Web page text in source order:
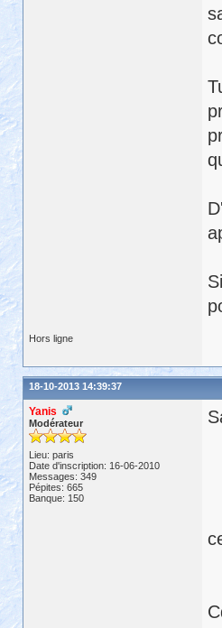
Hors ligne
18-10-2013 14:39:37
Yanis
Modérateur
Lieu: paris
Date d'inscription: 16-06-2010
Messages: 349
Pépites: 665
Banque: 150